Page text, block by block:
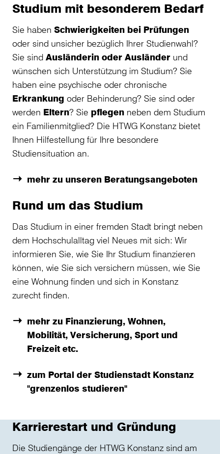
Studium mit besonderem Bedarf
Sie haben Schwierigkeiten bei Prüfungen
oder sind unsicher bezüglich Ihrer Studienwahl?
Sie sind Ausländerin oder Ausländer und
wünschen sich Unterstützung im Studium? Sie
haben eine psychische oder chronische
Erkrankung oder Behinderung? Sie sind oder
werden Eltern? Sie pflegen neben dem Studium
ein Familienmitglied? Die HTWG Konstanz bietet
Ihnen Hilfestellung für Ihre besondere
Studiensituation an.
mehr zu unseren Beratungsangeboten
Rund um das Studium
Das Studium in einer fremden Stadt bringt neben
dem Hochschulalltag viel Neues mit sich: Wir
informieren Sie, wie Sie Ihr Studium finanzieren
können, wie Sie sich versichern müssen, wie Sie
eine Wohnung finden und sich in Konstanz
zurecht finden.
mehr zu Finanzierung, Wohnen,
Mobilität, Versicherung, Sport und
Freizeit etc.
zum Portal der Studienstadt Konstanz
"grenzenlos studieren"
Karrierestart und Gründung
Die Studiengänge der HTWG Konstanz sind am